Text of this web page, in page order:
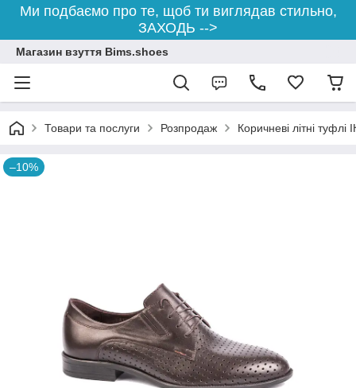
Ми подбаємо про те, щоб ти виглядав стильно,
ЗАХОДЬ -->
Магазин взуття Bims.shoes
Товари та послуги Розпродаж Коричневі літні
–10%